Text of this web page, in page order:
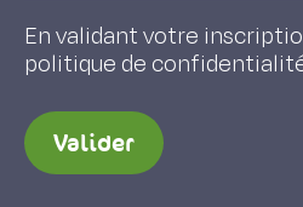
En validant votre
politique de
Valider